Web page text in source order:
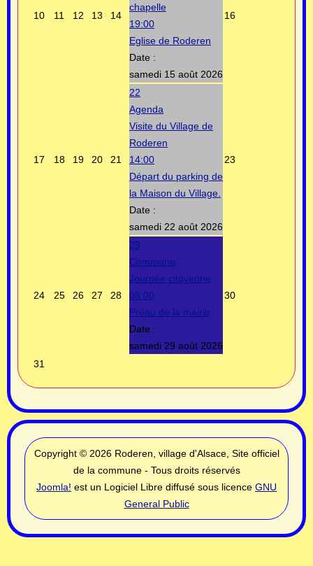
10 11 12 13 14
chapelle
19:00
Eglise de Roderen
Date :
samedi 15 août 2026
16
17 18 19 20 21
22
Agenda
Visite du Village de
Roderen
14:00
Départ du parking de
la Maison du Village.
Date :
samedi 22 août 2026
23
24 25 26 27 28
29
Commune
Journée citoyenne
08:00
Préau de la mairie
Date :
samedi 29 août 2026
30
31
Copyright © 2026 Roderen, village d'Alsace, Site officiel
de la commune - Tous droits réservés
Joomla! est un Logiciel Libre diffusé sous licence GNU
General Public